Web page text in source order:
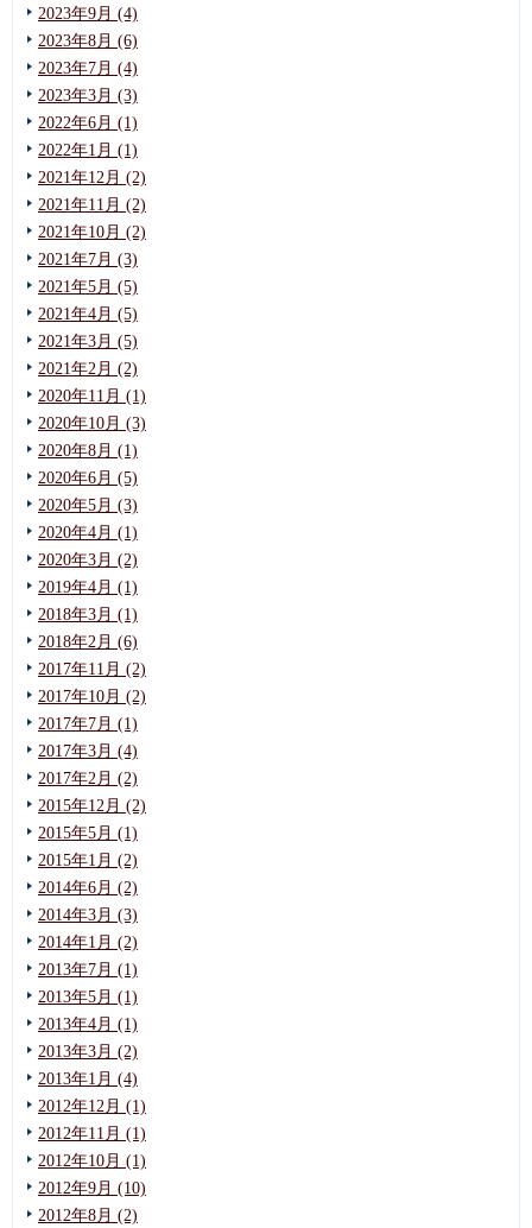
2023年9月 (4)
2023年8月 (6)
2023年7月 (4)
2023年3月 (3)
2022年6月 (1)
2022年1月 (1)
2021年12月 (2)
2021年11月 (2)
2021年10月 (2)
2021年7月 (3)
2021年5月 (5)
2021年4月 (5)
2021年3月 (5)
2021年2月 (2)
2020年11月 (1)
2020年10月 (3)
2020年8月 (1)
2020年6月 (5)
2020年5月 (3)
2020年4月 (1)
2020年3月 (2)
2019年4月 (1)
2018年3月 (1)
2018年2月 (6)
2017年11月 (2)
2017年10月 (2)
2017年7月 (1)
2017年3月 (4)
2017年2月 (2)
2015年12月 (2)
2015年5月 (1)
2015年1月 (2)
2014年6月 (2)
2014年3月 (3)
2014年1月 (2)
2013年7月 (1)
2013年5月 (1)
2013年4月 (1)
2013年3月 (2)
2013年1月 (4)
2012年12月 (1)
2012年11月 (1)
2012年10月 (1)
2012年9月 (10)
2012年8月 (2)